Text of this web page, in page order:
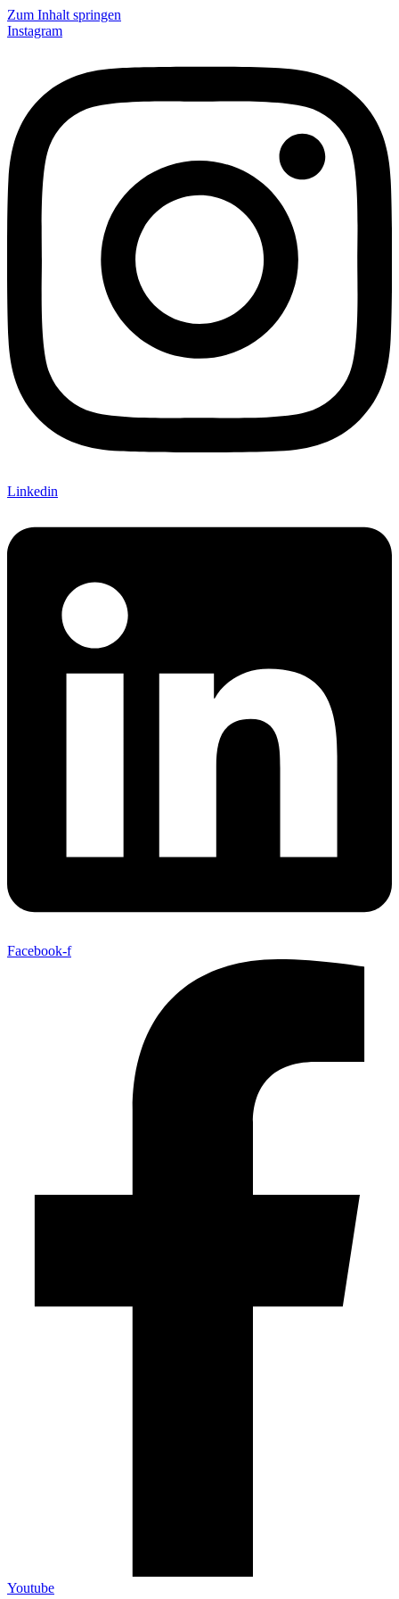
Zum Inhalt springen
Instagram
Linkedin
Facebook-f
Youtube